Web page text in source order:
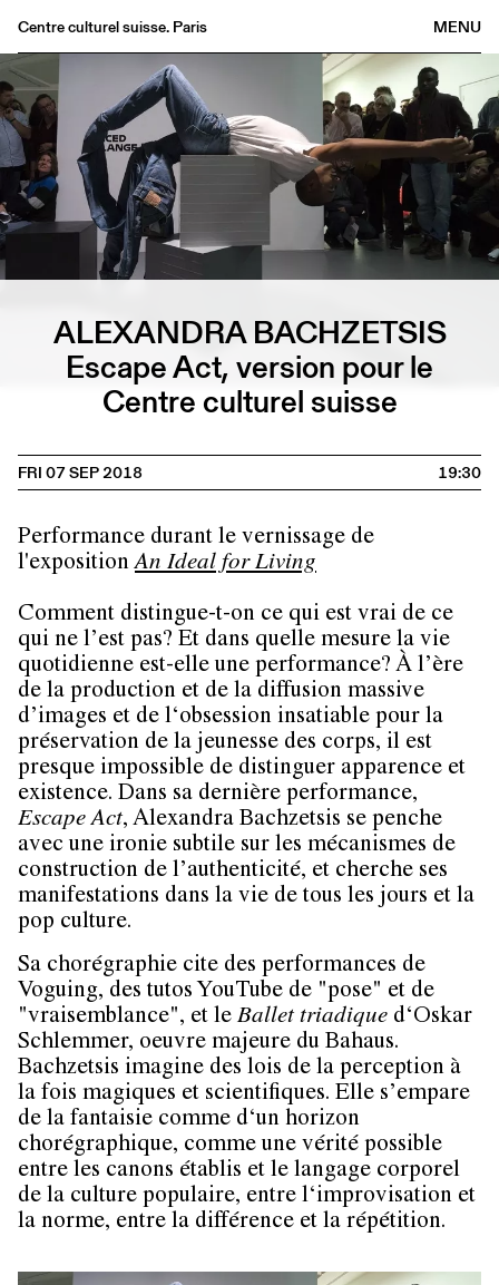
MENU
Centre culturel suisse. Paris
Agenda
Bookshop
Buvette
Archives
Medias
Publications
About
EN
ALEXANDRA BACHZETSIS
Escape Act, version pour le
Centre culturel suisse
FRI 07 SEP 2018 19:30
Performance durant le vernissage de
l'expositionAn Ideal for Living
Comment distingue-t-on ce qui est vrai de ce
qui ne l’est pas? Et dans quelle mesure la vie
quotidienne est-elle une performance? À l’ère
de la production et de la diffusion massive
d’images et de l‘obsession insatiable pour la
préservation de la jeunesse des corps, il est
presque impossible de distinguer apparence et
existence. Dans sa dernière performance,
Escape Act, Alexandra Bachzetsis se penche
avec une ironie subtile sur les mécanismes de
construction de l’authenticité, et cherche ses
manifestations dans la vie de tous les jours et la
pop culture.
Sa chorégraphie cite des performances de
Voguing, des tutos YouTube de "pose" et de
"vraisemblance", et le Ballet triadique d‘Oskar
Schlemmer, oeuvre majeure du Bahaus.
Bachzetsis imagine des lois de la perception à
la fois magiques et scientifiques. Elle s’empare
de la fantaisie comme d‘un horizon
chorégraphique, comme une vérité possible
entre les canons établis et le langage corporel
de la culture populaire, entre l‘improvisation et
la norme, entre la différence et la répétition.